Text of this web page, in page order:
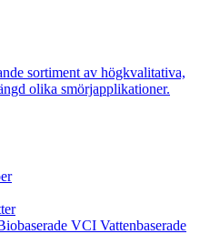
sortiment av högkvalitativa,
olika smörjapplikationer.
VCI Vattenbaserade